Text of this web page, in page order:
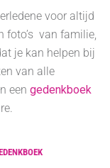
voor altijd
foto’s van familie,
je kan helpen bij
van alle
een gedenkboek